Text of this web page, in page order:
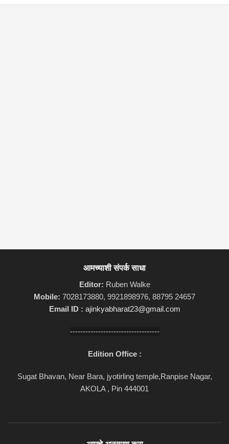
आमच्याशी संपर्क साधा
Editor: Ruben Walke
Mobile: 7028173880, 9921898976, 88795 24657
Email ID : ajinkyabharat23@gmail.com
-----------------------------------
Edition Office :
Sugat Bhavan, Near Bara, jyotirling temple,Ranpise Nagar,
AKOLA , Pin 444001